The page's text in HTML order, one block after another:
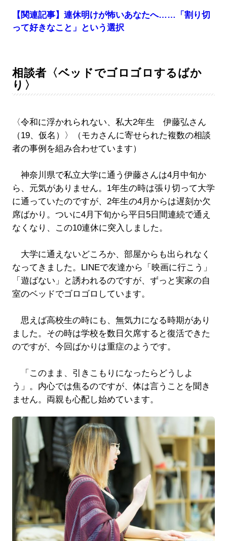
【関連記事】連休明けが怖いあなたへ……「割り切
って好きなこと」という選択
相談者〈ベッドでゴロゴロするばか
り〉
〈令和に浮かれられない、私大2年生 伊藤弘さん
（19、仮名）〉（モカさんに寄せられた複数の相談
者の事例を組み合わせています）
神奈川県で私立大学に通う伊藤さんは4月中旬か
ら、元気がありません。1年生の時は張り切って大学
に通っていたのですが、2年生の4月からは遅刻か欠
席ばかり。ついに4月下旬から平日5日間連続で通え
なくなり、この10連休に突入しました。
大学に通えないどころか、部屋からも出られなく
なってきました。LINEで友達から「映画に行こう」
「遊ばない」と誘われるのですが、ずっと実家の自
室のベッドでゴロゴロしています。
思えば高校生の時にも、無気力になる時期があり
ました。その時は学校を数日欠席すると復活できた
のですが、今回ばかりは重症のようです。
「このまま、引きこもりになったらどうしよ
う」。内心では焦るのですが、体は言うことを聞き
ません。両親も心配し始めています。